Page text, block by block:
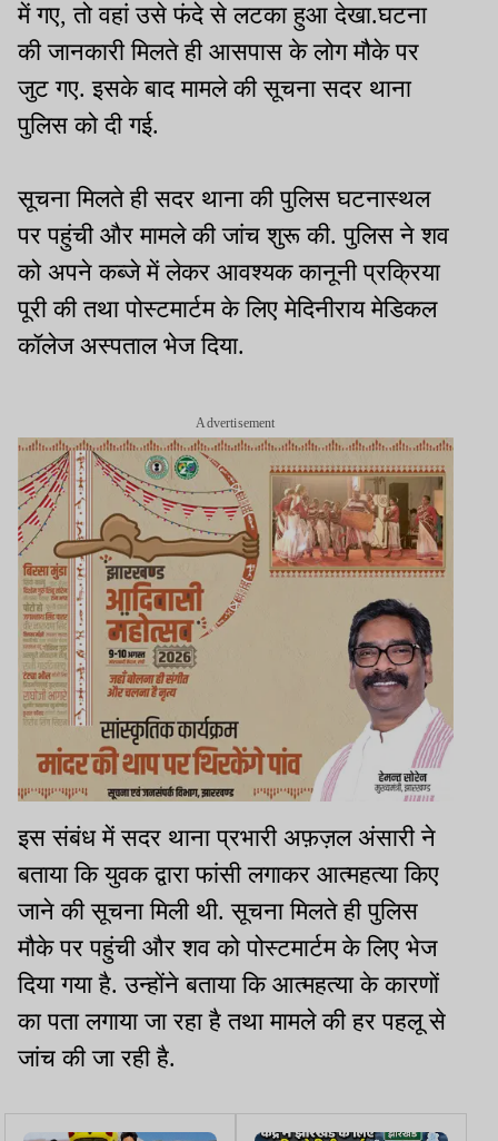
में गए, तो वहां उसे फंदे से लटका हुआ देखा.घटना
की जानकारी मिलते ही आसपास के लोग मौके पर
जुट गए. इसके बाद मामले की सूचना सदर थाना
पुलिस को दी गई.
सूचना मिलते ही सदर थाना की पुलिस घटनास्थल
पर पहुंची और मामले की जांच शुरू की. पुलिस ने शव
को अपने कब्जे में लेकर आवश्यक कानूनी प्रक्रिया
पूरी की तथा पोस्टमार्टम के लिए मेदिनीराय मेडिकल
कॉलेज अस्पताल भेज दिया.
Advertisement
इस संबंध में सदर थाना प्रभारी अफ़ज़ल अंसारी ने
बताया कि युवक द्वारा फांसी लगाकर आत्महत्या किए
जाने की सूचना मिली थी. सूचना मिलते ही पुलिस
मौके पर पहुंची और शव को पोस्टमार्टम के लिए भेज
दिया गया है. उन्होंने बताया कि आत्महत्या के कारणों
का पता लगाया जा रहा है तथा मामले की हर पहलू से
जांच की जा रही है.